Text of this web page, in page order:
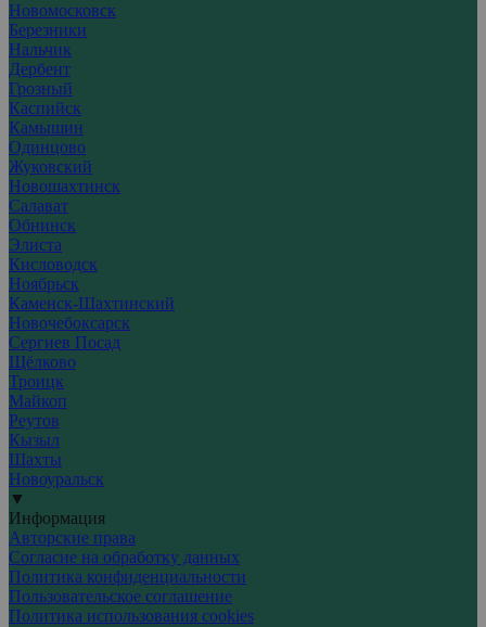
Новомосковск
Березники
Нальчик
Дербент
Грозный
Каспийск
Камышин
Одинцово
Жуковский
Новошахтинск
Салават
Обнинск
Элиста
Кисловодск
Ноябрьск
Каменск-Шахтинский
Новочебоксарск
Сергиев Посад
Щёлково
Троицк
Майкоп
Реутов
Кызыл
Шахты
Новоуральск
▼
Информация
Авторские права
Согласие на обработку данных
Политика конфиденциальности
Пользовательское соглашение
Политика использования cookies